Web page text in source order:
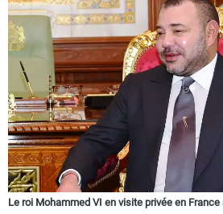
Le roi Mohammed VI en visite privée en